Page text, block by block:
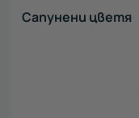
Сапунени цветя